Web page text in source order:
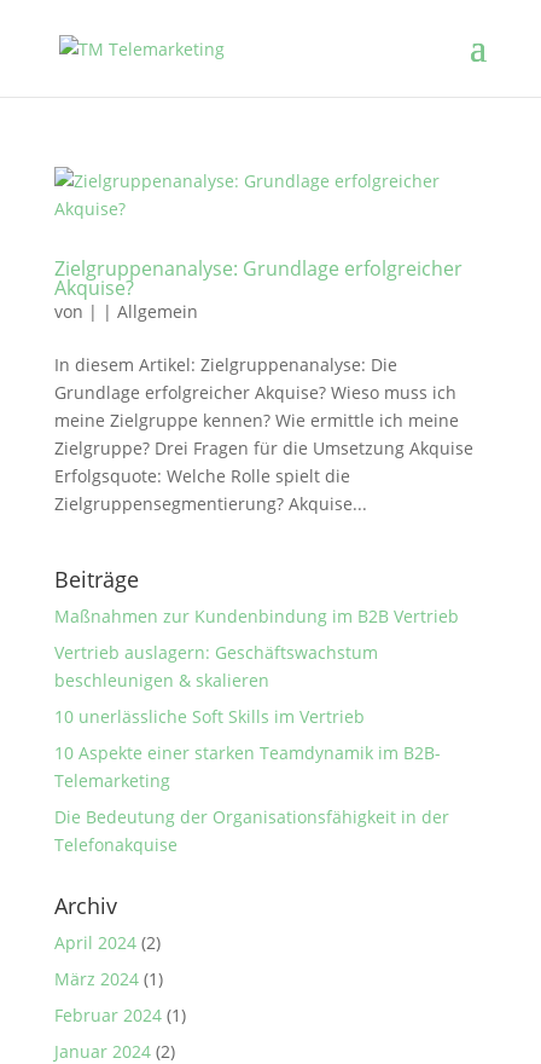
Zielgruppenanalyse: Grundlage erfolgreicher
Akquise?
von | | Allgemein
In diesem Artikel: Zielgruppenanalyse: Die
Grundlage erfolgreicher Akquise? Wieso muss ich
meine Zielgruppe kennen? Wie ermittle ich meine
Zielgruppe? Drei Fragen für die Umsetzung Akquise
Erfolgsquote: Welche Rolle spielt die
Zielgruppensegmentierung? Akquise...
Beiträge
Maßnahmen zur Kundenbindung im B2B Vertrieb
Vertrieb auslagern: Geschäftswachstum
beschleunigen & skalieren
10 unerlässliche Soft Skills im Vertrieb
10 Aspekte einer starken Teamdynamik im B2B-
Telemarketing
Die Bedeutung der Organisationsfähigkeit in der
Telefonakquise
Archiv
April 2024(2)
März 2024(1)
Februar 2024(1)
Januar 2024(2)